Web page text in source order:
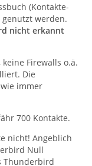
(Kontakte-
werden.
nicht erkannt
Firewalls o.ä.
Die
immer
700 Kontakte.
nicht! Angeblich
Null
Thunderbird